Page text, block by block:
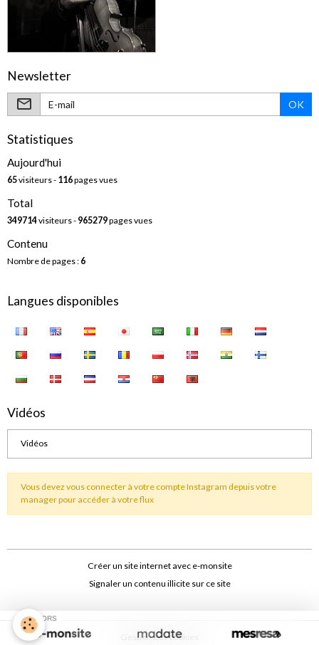
Newsletter
OK
Statistiques
Aujourd'hui
65visiteurs - 116pages vues
Total
349714visiteurs - 965279pages vues
Contenu
Nombre de pages : 6
Langues disponibles
Vidéos
Vidéos
Vous devez vous connecter à votre compte Instagram depuis votre
manager pour accéder à votre flux
Créer un site internet avec e-monsite
Signaler un contenu illicite sur ce site
Gestion des cookies
SPONSORS